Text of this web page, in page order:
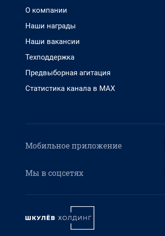
О компании
Наши награды
Наши вакансии
Техподдержка
Предвыборная агитация
Статистика канала в MAX
Мобильное приложение
Мы в соцсетях